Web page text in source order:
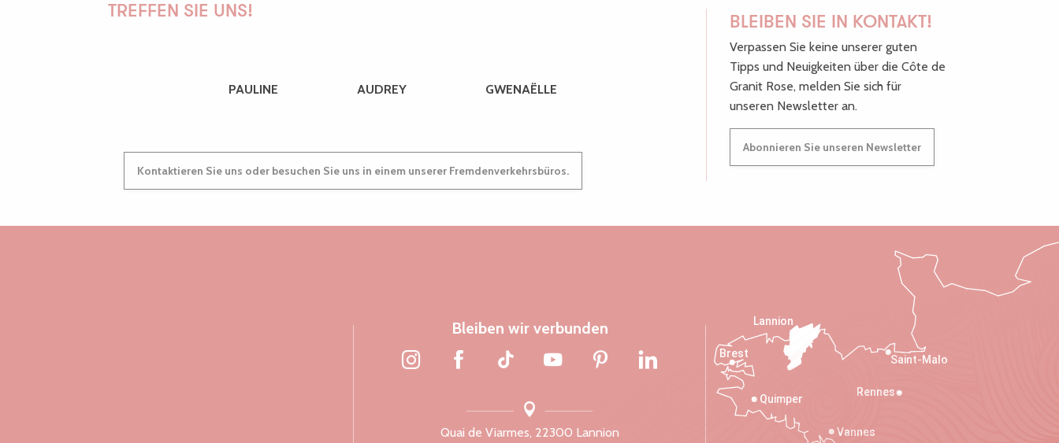
TREFFEN SIE UNS!
PAULINE AUDREY GWENAËLLE
Kontaktieren Sie uns oder besuchen Sie uns in einem unserer Fremdenverkehrsbüros.
BLEIBEN SIE IN KONTAKT!
Verpassen Sie keine unserer guten
Tipps und Neuigkeiten über die Côte de
Granit Rose, melden Sie sich für
unseren Newsletter an.
Abonnieren Sie unseren Newsletter
Bleiben wir verbunden
Quai de Viarmes, 22300 Lannion
Saint-Malo
Rennes
Vannes
Quimper
Lannion
Brest